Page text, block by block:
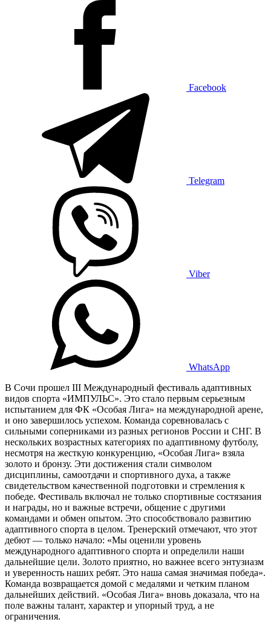
Facebook
Telegram
Viber
WhatsApp
В Сочи прошел III Международный фестиваль адаптивных
видов спорта «ИМПУЛЬС». Это стало первым серьезным
испытанием для ФК «Особая Лига» на международной арене,
и оно завершилось успехом. Команда соревновалась с
сильными соперниками из разных регионов России и СНГ. В
нескольких возрастных категориях по адаптивному футболу,
несмотря на жесткую конкуренцию, «Особая Лига» взяла
золото и бронзу. Эти достижения стали символом
дисциплины, самоотдачи и спортивного духа, а также
свидетельством качественной подготовки и стремления к
победе. Фестиваль включал не только спортивные состязания
и награды, но и важные встречи, общение с другими
командами и обмен опытом. Это способствовало развитию
адаптивного спорта в целом. Тренерский отмечают, что этот
дебют — только начало: «Мы оценили уровень
международного адаптивного спорта и определили наши
дальнейшие цели. Золото приятно, но важнее всего энтузиазм
и уверенность наших ребят. Это наша самая значимая победа».
Команда возвращается домой с медалями и четким планом
дальнейших действий. «Особая Лига» вновь доказала, что на
поле важны талант, характер и упорный труд, а не
ограничения.